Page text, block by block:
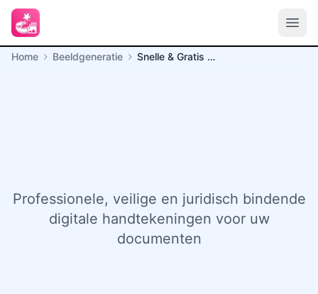
Home Beeldgeneratie Snelle & Gratis Online Handtekening Generator
Professionele, veilige en juridisch bindende
digitale handtekeningen voor uw
documenten